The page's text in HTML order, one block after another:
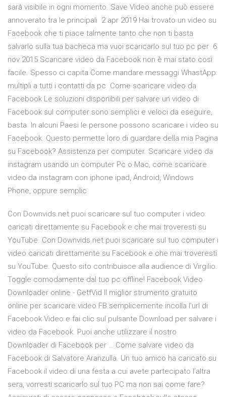
sarà visibile in ogni momento. Save Video anche può essere
annoverato tra le principali 2 apr 2019 Hai trovato un video su
Facebook che ti piace talmente tanto che non ti basta
salvarlo sulla tua bacheca ma vuoi scaricarlo sul tuo pc per 6
nov 2015 Scaricare video da Facebook non è mai stato così
facile. Spesso ci capita Come mandare messaggi WhastApp
multipli a tutti i contatti da pc Come scaricare video da
Facebook Le soluzioni disponibili per salvare un video di
Facebook sul computer sono semplici e veloci da eseguire,
basta In alcuni Paesi le persone possono scaricare i video su
Facebook. Questo permette loro di guardare della mia Pagina
su Facebook? Assistenza per computer. Scaricare video da
instagram usando un computer Pc o Mac, come scaricare
video da instagram con iphone ipad, Android, Windows
Phone, oppure semplic
Con Downvids.net puoi scaricare sul tuo computer i video
caricati direttamente su Facebook e che mai troveresti su
YouTube. Con Downvids.net puoi scaricare sul tuo computer i
video caricati direttamente su Facebook e che mai troveresti
su YouTube. Questo sito contribuisce alla audience di Virgilio.
Toggle comodamente dal tuo pc offline! Facebook Video
Downloader online - GetfVid Il miglior strumento gratuito
online per scaricare video FB.semplicemente incolla l'url di
Facebook Video e fai clic sul pulsante Download per salvare i
video da Facebook. Puoi anche utilizzare il nostro
Downloader di Facebook per … Come salvare video da
Facebook di Salvatore Aranzulla. Un tuo amico ha caricato su
Facebook il video di una festa a cui avete partecipato l’altra
sera, vorresti scaricarlo sul tuo PC ma non sai come fare?